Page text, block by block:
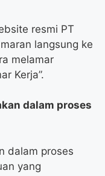
resmi PT
langsung ke
melamar
Kerja”.
dalam proses
dalam proses
yang